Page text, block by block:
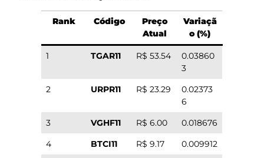
Rank Código
Preço
Atual
Variaçã
o (%)
1 TGAR11 R$ 53.54
0.03860
3
2
URPR11 R$ 23.29
0.02373
6
3
VGHF11 R$ 6.00
0.018676
4
BTCI11 R$ 9.17
0.009912